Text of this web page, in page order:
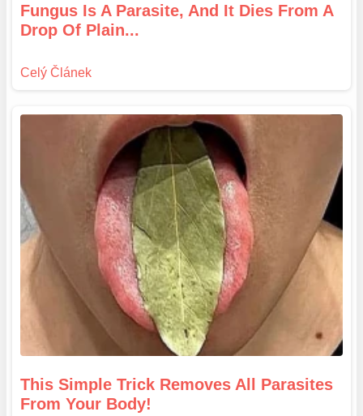
Fungus Is A Parasite, And It Dies From A
Drop Of Plain...
This Simple Trick Removes All Parasites
From Your Body!